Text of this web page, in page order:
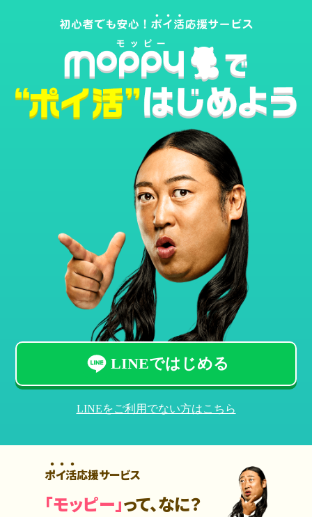
LINEではじめる
LINEをご利用でない方はこちら
ポイ活応援サービス
「モッピー」って、なに？